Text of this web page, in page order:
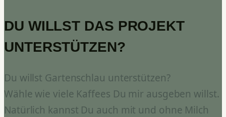
DU WILLST DAS PROJEKT
UNTERSTÜTZEN?
Du willst Gartenschlau unterstützen?
Wähle wie viele Kaffees Du mir ausgeben willst.
Natürlich kannst Du auch mit und ohne Milch